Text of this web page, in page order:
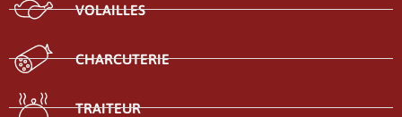
VOLAILLES
CHARCUTERIE
TRAITEUR